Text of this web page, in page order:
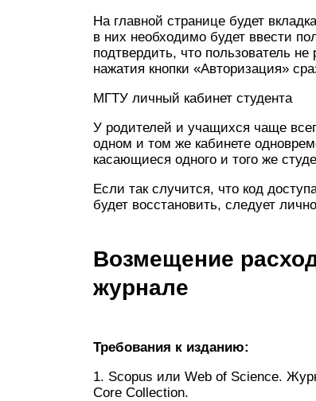
На главной странице будет
в них необходимо будет ввести
подтвердить, что пользователь
нажатия кнопки «Авторизация»
МГТУ личный кабинет студента
У родителей и учащихся чаще
одном и том же кабинете
касающиеся одного и того же
Если так случится, что код
будет восстановить, следует
Возмещение
журнале
Требования к изданию:
1. Scopus или Web of Science.
Core Collection.